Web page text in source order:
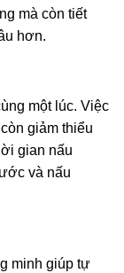
mà còn tiết
hơn.
một lúc. Việc
giảm thiểu
gian nấu
và nấu
minh giúp tự